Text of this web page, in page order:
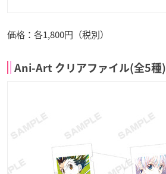
価格：各1,800円（税別）
Ani-Art クリアファイル(全5種)